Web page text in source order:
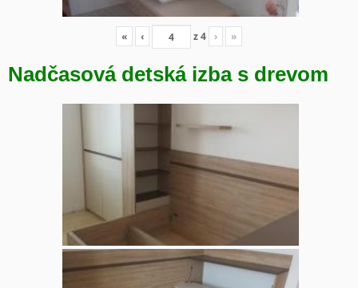
« ‹ z4 › »
Nadčasová detská izba s drevom